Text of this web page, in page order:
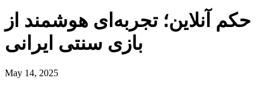
حکم آنلاین؛ تجربه‌ای هوشمند از
بازی سنتی ایرانی
May 14, 2025